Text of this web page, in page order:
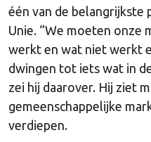
één van de belangrijkste
Unie. “We moeten onze
werkt en wat niet werkt
dwingen tot iets wat in
zei hij daarover. Hij ziet
gemeenschappelijke
verdiepen.